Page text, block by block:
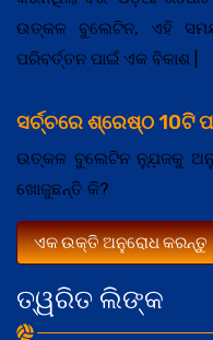
ତ୍ୱରିତ ଲିଙ୍କ
ଉତ୍କଳ ବୁଲେଟିନ, ଏହି
ପରିବର୍ତ୍ତନ ପାଇଁ ଏକ ବିକାଶ |
ସର୍ଚ୍ଚରେ ଶ୍ରେଷ୍ଠ 10ଟି
ଉତ୍କଳ ବୁଲେଟିନ ନ୍ଯ଼ୁଜକୁ
ଖୋଜୁଛନ୍ତି କି?
ଏକ ଉକ୍ତି ଅନୁରୋଧ କରନ୍ତୁ